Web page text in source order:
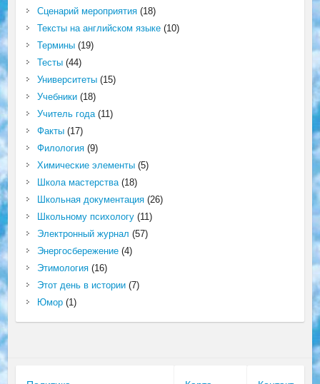
Сценарий мероприятия(18)
Тексты на английском языке(10)
Термины(19)
Тесты(44)
Университеты(15)
Учебники(18)
Учитель года(11)
Факты(17)
Филология(9)
Химические элементы(5)
Школа мастерства(18)
Школьная документация(26)
Школьному психологу(11)
Электронный журнал (57)
Энергосбережение(4)
Этимология(16)
Этот день в истории(7)
Юмор(1)